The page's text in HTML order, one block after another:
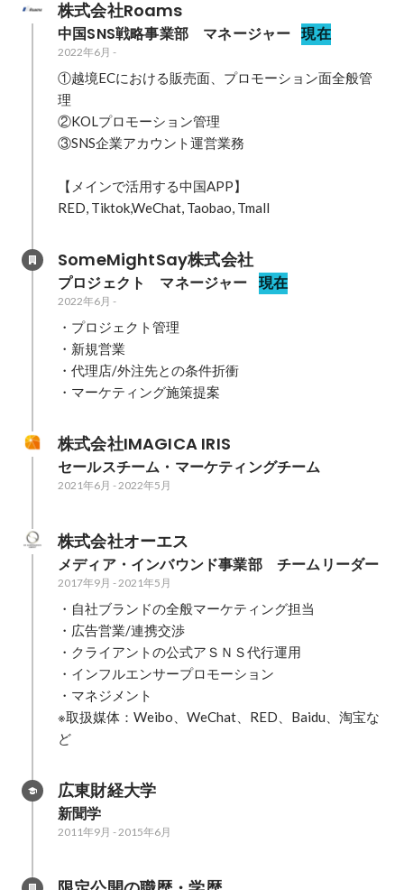
株式会社Roams
中国SNS戦略事業部　マネージャー 現在
2022年6月 -
①越境ECにおける販売面、プロモーション面全般管
理
②KOLプロモーション管理
③SNS企業アカウント運営業務
【メインで活用する中国APP】
RED, Tiktok,WeChat, Taobao, Tmall
SomeMightSay株式会社
プロジェクト　マネージャー 現在
2022年6月 -
・プロジェクト管理
・新規営業
・代理店/外注先との条件折衝
株式会社IMAGICA IRIS
セールスチーム・マーケティングチーム
2021年6月 -2022年5月
株式会社オーエス
メディア・インバウンド事業部　チームリーダー
2017年9月 -2021年5月
・自社ブランドの全般マーケティング担当
・広告営業/連携交渉
・クライアントの公式アＳＮＳ代行運用
・インフルエンサープロモーション
・マネジメント
※取扱媒体：Weibo、WeChat、RED、Baidu、淘宝な
広東財経大学
新聞学
2011年9月 -2015年6月